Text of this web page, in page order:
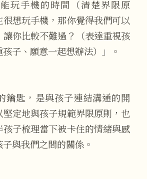
玩手機的時間（清楚界限原
很想玩手機，那你覺得我們可以
讓你比較不難過？（表達重視孩
子、願意一起想辦法）」。
鑰匙，是與孩子連結溝通的開
堅定地與孩子規範界限原則，也
孩子梳理當下被卡住的情緒與感
與我們之間的關係。